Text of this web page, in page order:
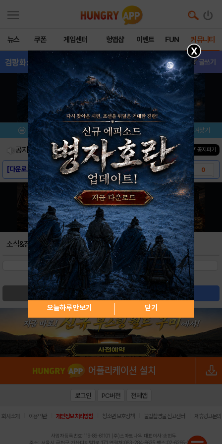
뉴스 쿠폰 게임센터 헝앱샵 이벤트 FUN 커뮤니티
검쾅화:검강화하기 - 소식&정보 글쓰기
메뉴 이벤트/미션 설치/평가 즐겨찾기
공지사항 진행중인 이벤트0건 ▼ 공지펴기
[다운로드링크] - 검쾅화: 검강화하기 0
[스크린샷] - 검쾅화: 검강화하기
[게임소개] - 검쾅화: 검강화하기
소식&정보
검색 글쓰기
X
오늘하루 안보기 닫기
로그인 PC버전 전체앱
회사소개 이용약관 개인정보 처리방침 청소년 보호정책 불법촬영물 신고센터 제휴광고문의
사업자등록번호:119-86-61101 (주)스마트나우 대표이사:송현두
주소: 서울시 금천구 가산디지털1로 171 연락처:063-284-8635 팩스:02-6265-0377